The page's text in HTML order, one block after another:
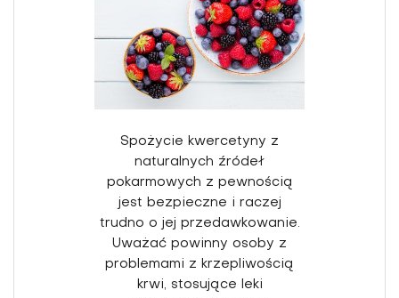
Spożycie kwercetyny z
naturalnych źródeł
pokarmowych z pewnością
jest bezpieczne i raczej
trudno o jej przedawkowanie.
Uważać powinny osoby z
problemami z krzepliwością
krwi, stosujące leki